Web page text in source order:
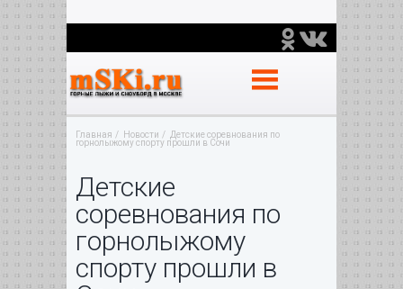
Главная Новости
Детские соревнования по
горнолыжому спорту прошли в Сочи
Детские
соревнования по
горнолыжому
спорту прошли в